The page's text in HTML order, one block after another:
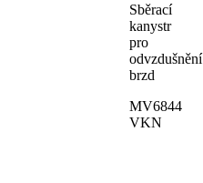
Sběrací
kanystr
pro
odvzdušnění
brzd
MV6844
VKN